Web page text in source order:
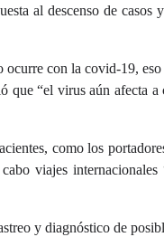
al descenso de casos
ocurre con la covid-19,
que “el virus aún afecta a
como los
viajes internacionales
y diagnóstico de